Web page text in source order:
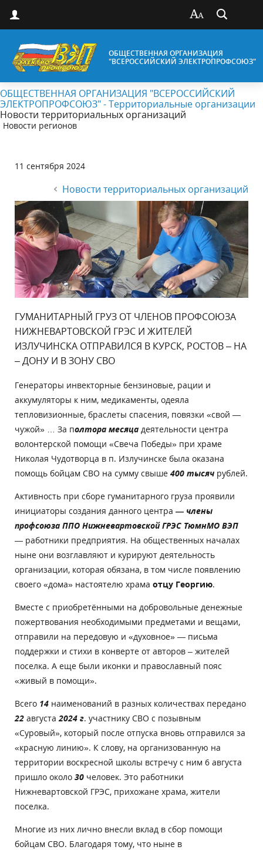
ОБЩЕСТВЕННАЯ ОРГАНИЗАЦИЯ
"ВСЕРОССИЙСКИЙ ЭЛЕКТРОПРОФСОЮЗ"
ОБЩЕСТВЕННАЯ ОРГАНИЗАЦИЯ "ВСЕРОССИЙСКИЙ
ЭЛЕКТРОПРОФСОЮЗ" - Территориальные организации
Новости территориальных организаций
Новости регионов
11 сентября 2024
Новости территориальных организаций
ГУМАНИТАРНЫЙ ГРУЗ ОТ ЧЛЕНОВ ПРОФСОЮЗА
НИЖНЕВАРТОВСКОЙ ГРЭС И ЖИТЕЛЕЙ
ИЗЛУЧИНСКА ОТПРАВИЛСЯ В КУРСК, РОСТОВ – НА
– ДОНУ И В ЗОНУ СВО
Генераторы инвекторные бензиновые, рации и
аккумуляторы к ним, медикаменты, одеяла
тепловизионные, браслеты спасения, повязки «свой —
чужой» … За полтора месяца деятельности центра
волонтерской помощи «Свеча Победы» при храме
Николая Чудотворца в п. Излучинске была оказана
помощь бойцам СВО на сумму свыше 400 тысяч рублей.
Активность при сборе гуманитарного груза проявили
инициаторы создания данного центра — члены
профсоюза ППО Нижневартовской ГРЭС ТюмнМО ВЭП
— работники предприятия. На общественных началах
ныне они возглавляют и курируют деятельность
организации, которая обязана, в том числе появлению
своего «дома» настоятелю храма отцу Георгию.
Вместе с приобретёнными на добровольные денежные
пожертвования необходимыми предметами и вещами,
отправили на передовую и «духовное» — письма
поддержки и стихи в конверте от авторов – жителей
поселка. А еще были иконки и православный пояс
«живый в помощи».
Всего 14 наименований в разных количествах передано
22 августа2024 г. участнику СВО с позывным
«Суровый», который после отпуска вновь отправился за
«красную линию». К слову, на организованную на
территории воскресной школы встречу с ним 6 августа
пришло около 30 человек. Это работники
Нижневартовской ГРЭС, прихожане храма, жители
поселка.
Многие из них лично внесли вклад в сбор помощи
бойцам СВО. Благодаря тому, что ныне в